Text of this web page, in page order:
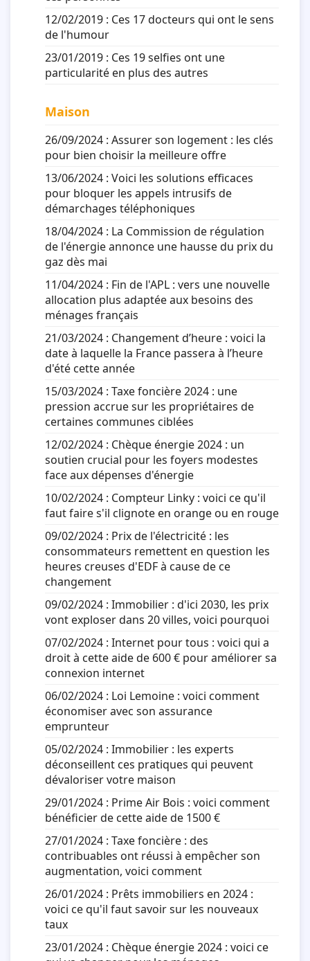
12/02/2019 : Ces 17 docteurs qui ont le sens
de l'humour
23/01/2019 : Ces 19 selfies ont une
particularité en plus des autres
Maison
26/09/2024 : Assurer son logement : les clés
pour bien choisir la meilleure offre
13/06/2024 : Voici les solutions efficaces
pour bloquer les appels intrusifs de
démarchages téléphoniques
18/04/2024 : La Commission de régulation
de l'énergie annonce une hausse du prix du
gaz dès mai
11/04/2024 : Fin de l'APL : vers une nouvelle
allocation plus adaptée aux besoins des
ménages français
21/03/2024 : Changement d’heure : voici la
date à laquelle la France passera à l’heure
d'été cette année
15/03/2024 : Taxe foncière 2024 : une
pression accrue sur les propriétaires de
certaines communes ciblées
12/02/2024 : Chèque énergie 2024 : un
soutien crucial pour les foyers modestes
face aux dépenses d'énergie
10/02/2024 : Compteur Linky : voici ce qu'il
faut faire s'il clignote en orange ou en rouge
09/02/2024 : Prix de l'électricité : les
consommateurs remettent en question les
heures creuses d'EDF à cause de ce
changement
09/02/2024 : Immobilier : d'ici 2030, les prix
vont exploser dans 20 villes, voici pourquoi
07/02/2024 : Internet pour tous : voici qui a
droit à cette aide de 600 € pour améliorer sa
connexion internet
06/02/2024 : Loi Lemoine : voici comment
économiser avec son assurance
emprunteur
05/02/2024 : Immobilier : les experts
déconseillent ces pratiques qui peuvent
dévaloriser votre maison
29/01/2024 : Prime Air Bois : voici comment
bénéficier de cette aide de 1500 €
27/01/2024 : Taxe foncière : des
contribuables ont réussi à empêcher son
augmentation, voici comment
26/01/2024 : Prêts immobiliers en 2024 :
voici ce qu'il faut savoir sur les nouveaux
taux
23/01/2024 : Chèque énergie 2024 : voici ce